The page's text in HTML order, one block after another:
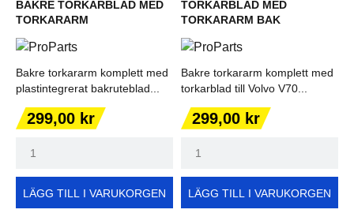
BAKRE TORKARBLAD MED
TORKARARM
Bakre torkararm komplett med
plastintegrerat bakruteblad...
Pris
299,00 kr
LÄGG TILL I VARUKORGEN
TORKARBLAD MED
TORKARARM BAK
Bakre torkararm komplett med
torkarblad till Volvo V70...
Pris
299,00 kr
LÄGG TILL I VARUKORGEN